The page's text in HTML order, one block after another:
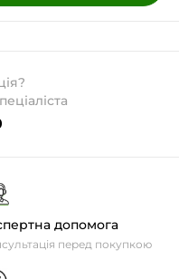
допомога
перед покупкою